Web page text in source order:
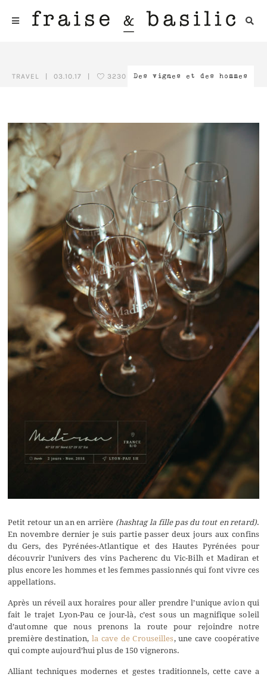
Des vignes et des hommes
TRAVEL 03.10.17 3230
Petit retour un an en arrière (hashtag la fille pas du tout en retard).
En novembre dernier je suis partie passer deux jours aux confins
du Gers, des Pyrénées-Atlantique et des Hautes Pyrénées pour
découvrir l’univers des vins Pacherenc du Vic-Bilh et Madiran et
plus encore les hommes et les femmes passionnés qui font vivre ces
appellations.
Après un réveil aux horaires pour aller prendre l’unique avion qui
fait le trajet Lyon-Pau ce jour-là, c’est sous un magnifique soleil
d’automne que nous prenons la route pour rejoindre notre
première destination,la cave de Crouseilles, une cave coopérative
qui compte aujourd’hui plus de 150 vignerons.
Alliant techniques modernes et gestes traditionnels, cette cave a